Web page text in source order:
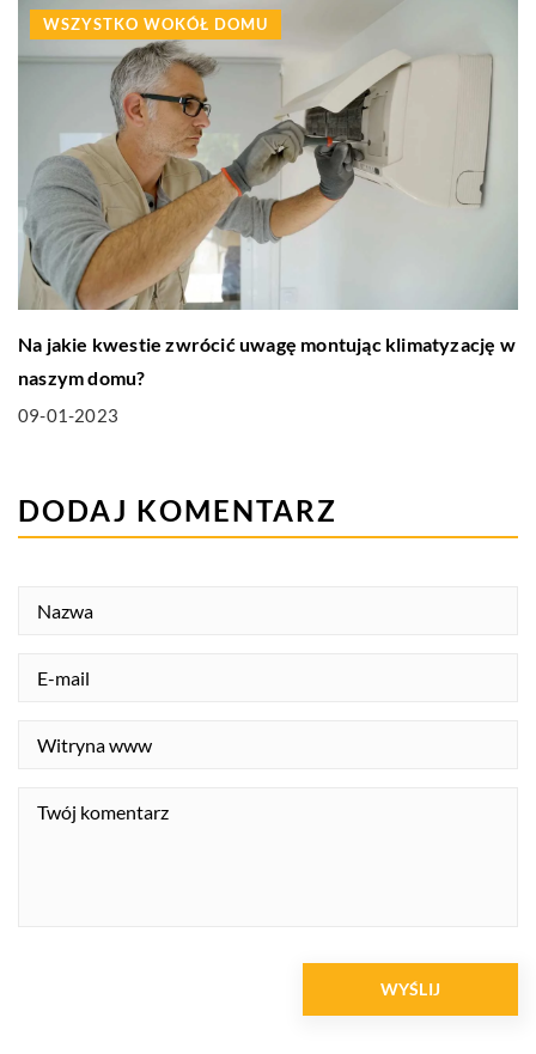
WSZYSTKO WOKÓŁ DOMU
Na jakie kwestie zwrócić uwagę montując klimatyzację w
naszym domu?
09-01-2023
DODAJ KOMENTARZ